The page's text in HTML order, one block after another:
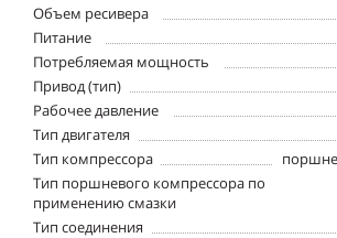
Объем ресивера
Питание
Потребляемая мощность
Привод (тип)
Рабочее давление
Тип двигателя
Тип компрессора
Тип поршневого компрессора по
применению смазки
Тип соединения